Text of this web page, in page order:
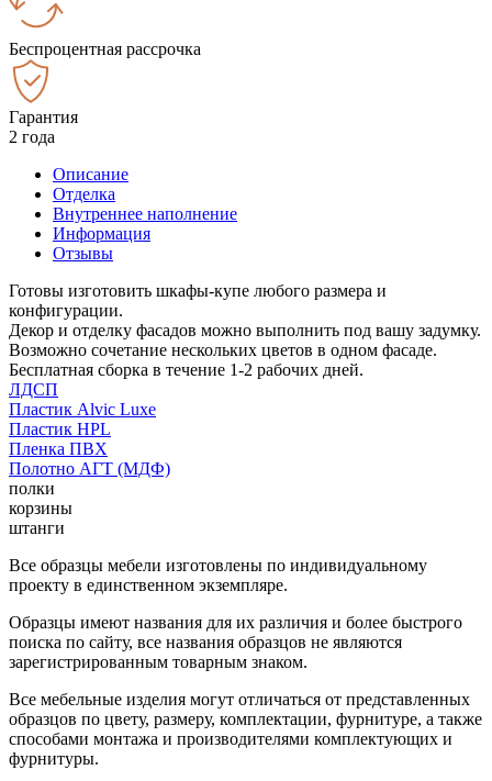
Беспроцентная рассрочка
Гарантия
2 года
Описание
Отделка
Внутреннее наполнение
Информация
Отзывы
Готовы изготовить шкафы-купе любого размера и
конфигурации.
Декор и отделку фасадов можно выполнить под вашу задумку.
Возможно сочетание нескольких цветов в одном фасаде.
Бесплатная сборка в течение 1-2 рабочих дней.
ЛДСП
Пластик Alvic Luxe
Пластик HPL
Пленка ПВХ
Полотно АГТ (МДФ)
полки
корзины
штанги
Все образцы мебели изготовлены по индивидуальному
проекту в единственном экземпляре.
Образцы имеют названия для их различия и более быстрого
поиска по сайту, все названия образцов не являются
зарегистрированным товарным знаком.
Все мебельные изделия могут отличаться от представленных
образцов по цвету, размеру, комплектации, фурнитуре, а также
способами монтажа и производителями комплектующих и
фурнитуры.